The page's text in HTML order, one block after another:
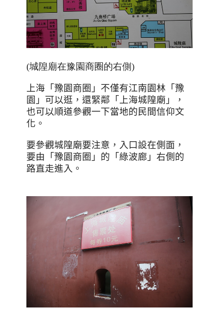
(城隍廟在豫園商圈的右側)
上海「豫園商圈」不僅有江南園林「豫
園」可以逛，還緊鄰「上海城隍廟」，
也可以順道參觀一下當地的民間信仰文
化。
要參觀城隍廟要注意，入口設在側面，
要由「豫園商圈」的「綠波廊」右側的
路直走進入。